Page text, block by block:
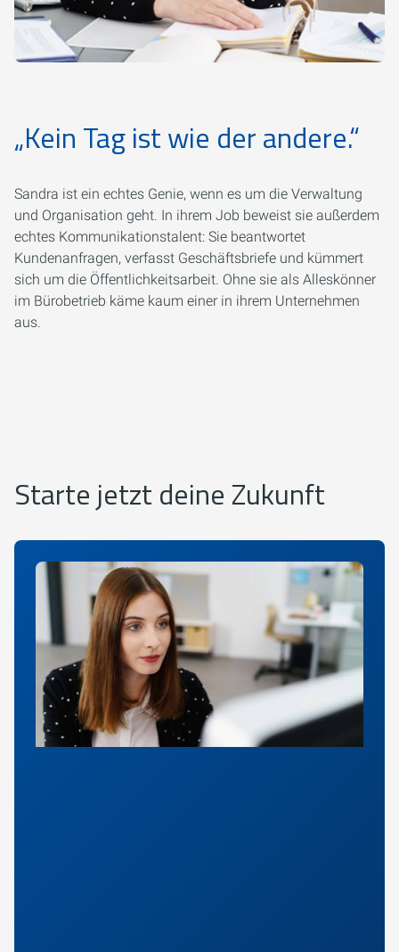
„Kein Tag ist wie der andere.“
Sandra ist ein echtes Genie, wenn es um die Verwaltung
und Organisation geht. In ihrem Job beweist sie außerdem
echtes Kommunikationstalent: Sie beantwortet
Kundenanfragen, verfasst Geschäftsbriefe und kümmert
sich um die Öffentlichkeitsarbeit. Ohne sie als Alleskönner
im Bürobetrieb käme kaum einer in ihrem Unternehmen
aus.
Starte jetzt deine Zukunft